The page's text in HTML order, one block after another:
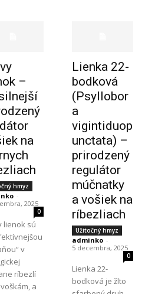
–
na
hmyz
-
2025
0
lienok sú
v
ríbezlí
a
Lienka 22-
bodková
(Psyllobor
a
vigintiduop
unctata) –
prirodzený
regulátor
múčnatky
a vošiek na
ríbezliach
Užitočný hmyz
adminko -
5 decembra, 2025
0
Lienka 22-
bodková je žlto